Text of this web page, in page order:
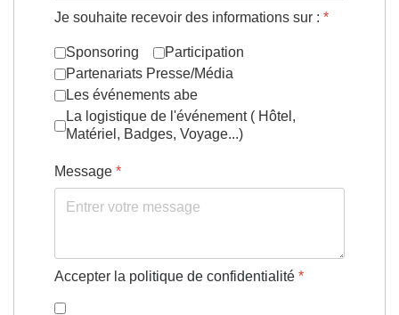
Je souhaite recevoir des informations sur : *
Sponsoring
Participation
Partenariats Presse/Média
Les événements abe
La logistique de l'événement ( Hôtel,
Matériel, Badges, Voyage...)
Message *
Accepter la politique de confidentialité *